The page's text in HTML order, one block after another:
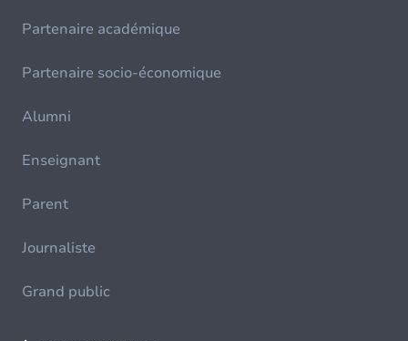
Partenaire académique
Partenaire socio-économique
Alumni
Enseignant
Parent
Journaliste
Grand public